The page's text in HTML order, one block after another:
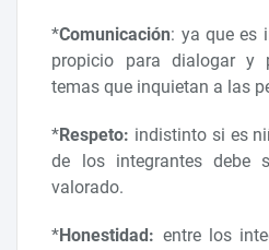
*Comunicación: ya que es
propicio para dialogar y
temas que inquietan a las
*Respeto: indistinto si es
de los integrantes debe
valorado.
*Honestidad: entre los